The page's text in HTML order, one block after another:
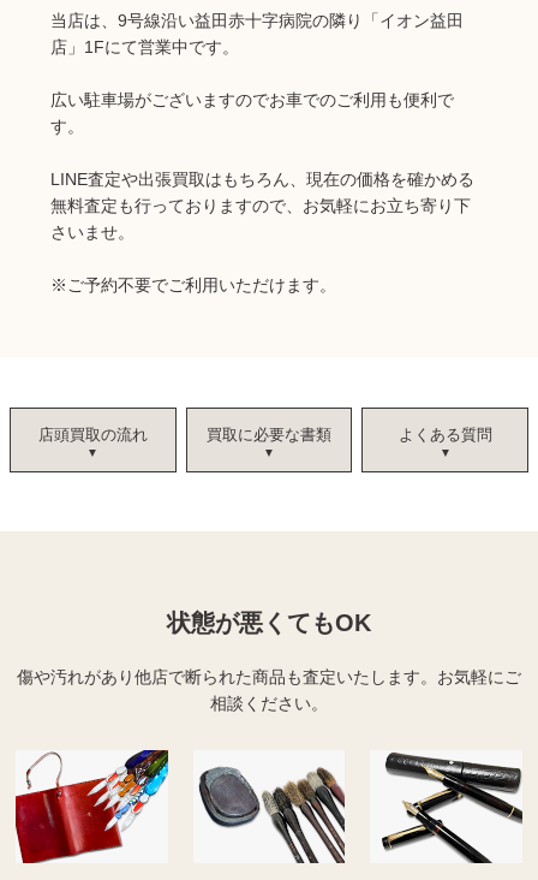
当店は、9号線沿い益田赤十字病院の隣り「イオン益田
店」1Fにて営業中です。
広い駐車場がございますのでお車でのご利用も便利で
す。
LINE査定や出張買取はもちろん、現在の価格を確かめる
無料査定も行っておりますので、お気軽にお立ち寄り下
さいませ。
※ ご予約不要でご利用いただけます。
店頭買取の流れ 買取に必要な書類 よくある質問
状態が悪くてもOK
傷や汚れがあり他店で断られた商品も査定いたします。 お気軽にご
相談ください。